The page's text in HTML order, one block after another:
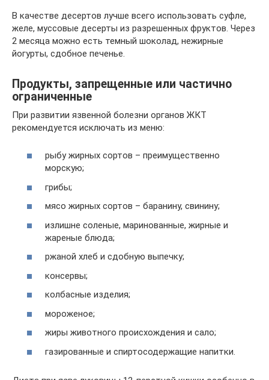
В качестве десертов лучше всего использовать суфле,
желе, муссовые десерты из разрешенных фруктов. Через
2 месяца можно есть темный шоколад, нежирные
йогурты, сдобное печенье.
Продукты, запрещенные или частично
ограниченные
При развитии язвенной болезни органов ЖКТ
рекомендуется исключать из меню:
рыбу жирных сортов – преимущественно
морскую;
грибы;
мясо жирных сортов – баранину, свинину;
излишне соленые, маринованные, жирные и
жареные блюда;
ржаной хлеб и сдобную выпечку;
консервы;
колбасные изделия;
мороженое;
жиры животного происхождения и сало;
газированные и спиртосодержащие напитки.